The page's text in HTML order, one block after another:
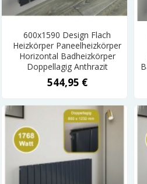
600x1590 Design Flach
Heizkörper Paneelheizkörper
Horizontal Badheizkörper
Doppellagig Anthrazit
544,95 €